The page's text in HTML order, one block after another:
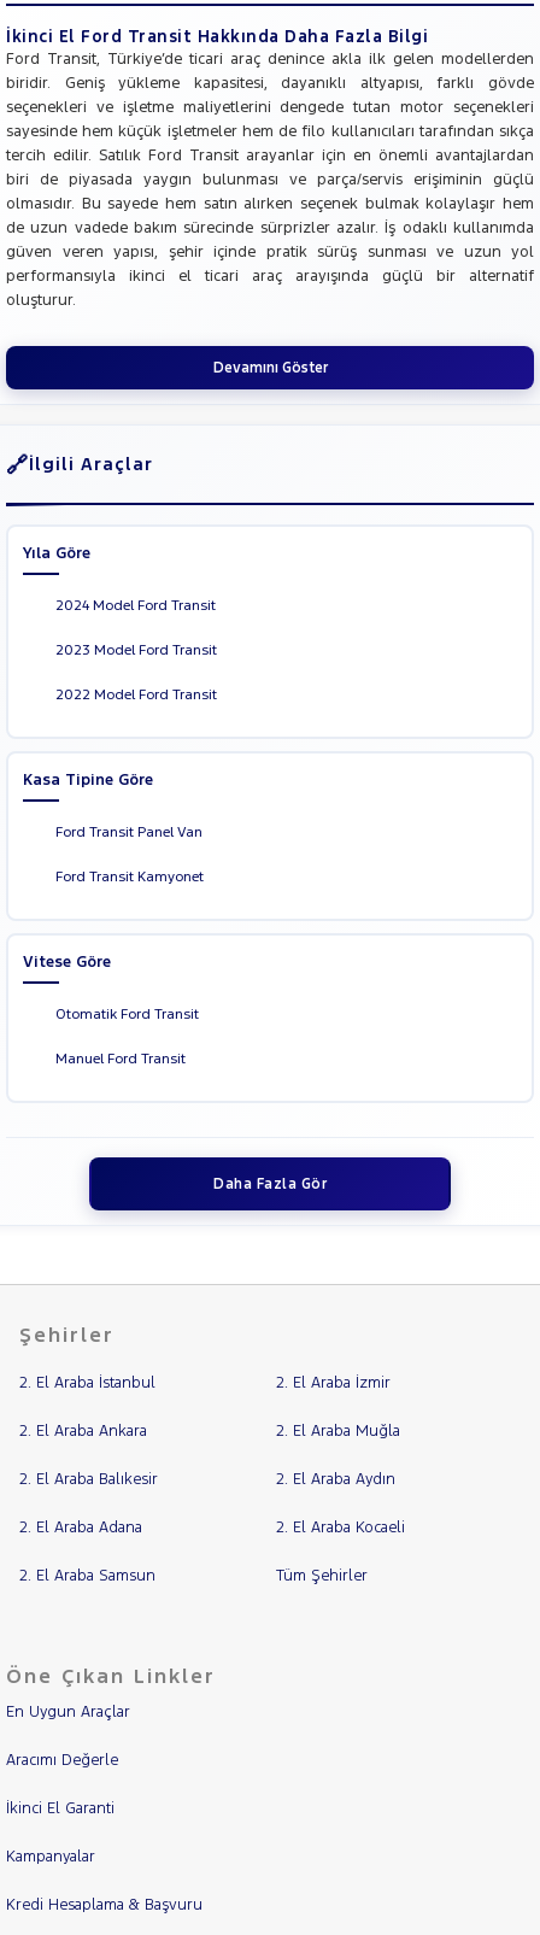
MITSUBISHI
MOTORSIKLET
NISSAN
OPEL
PEUGEOT
RENAULT
SEAT
SKODA
SSANGYONG
VOLVO
İkinci El Ford Transit Hakkında Daha Fazla Bilgi
Ford Transit, Türkiye’de ticari araç denince akla ilk gelen modellerden
biridir. Geniş yükleme kapasitesi, dayanıklı altyapısı, farklı gövde
seçenekleri ve işletme maliyetlerini dengede tutan motor seçenekleri
sayesinde hem küçük işletmeler hem de filo kullanıcıları tarafından sıkça
tercih edilir. Satılık Ford Transit arayanlar için en önemli avantajlardan
biri de piyasada yaygın bulunması ve parça/servis erişiminin güçlü
olmasıdır. Bu sayede hem satın alırken seçenek bulmak kolaylaşır hem
de uzun vadede bakım sürecinde sürprizler azalır. İş odaklı kullanımda
güven veren yapısı, şehir içinde pratik sürüş sunması ve uzun yol
performansıyla ikinci el ticari araç arayışında güçlü bir alternatif
oluşturur.
Devamını Göster
İlgili Araçlar
Yıla Göre
2024 Model Ford Transit
2023 Model Ford Transit
2022 Model Ford Transit
Kasa Tipine Göre
Ford Transit Panel Van
Ford Transit Kamyonet
Vitese Göre
Otomatik Ford Transit
Manuel Ford Transit
Daha Fazla Gör
Şehirler
2. El Araba İstanbul 2. El Araba İzmir
2. El Araba Ankara 2. El Araba Muğla
2. El Araba Balıkesir 2. El Araba Aydın
2. El Araba Adana 2. El Araba Kocaeli
2. El Araba Samsun Tüm Şehirler
Öne Çıkan Linkler
En Uygun Araçlar
Aracımı Değerle
İkinci El Garanti
Kampanyalar
Kredi Hesaplama & Başvuru